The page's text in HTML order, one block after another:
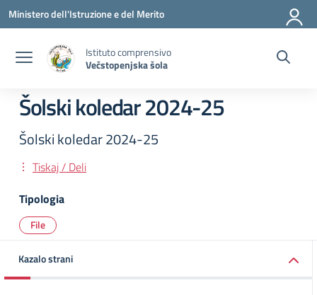
Vai ai contenuti
Vai al menu di navigazione
Vai al footer
Ministero dell'Istruzione e del Merito
Istituto comprensivo
Večstopenjska šola
Šolski koledar 2024-25
Šolski koledar 2024-25
Tiskaj / Deli
Tipologia
File
Kazalo strani